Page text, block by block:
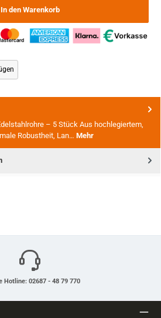
In den Warenkorb
– 5 Stück Aus hochlegiertem,
Robustheit, Lan… Mehr
Hotline: 02687 - 48 79 770